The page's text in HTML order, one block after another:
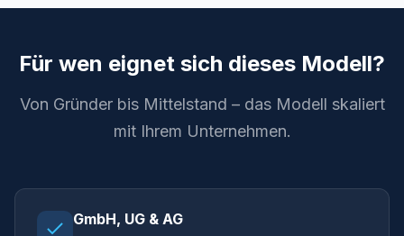
Für wen eignet sich dieses Modell?
Von Gründer bis Mittelstand – das Modell skaliert
mit Ihrem Unternehmen.
GmbH, UG & AG